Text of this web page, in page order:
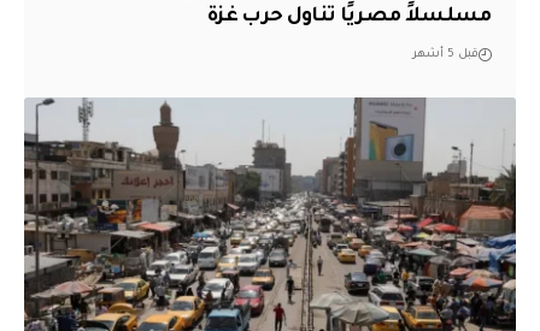
مسلسلاً مصريًا تناول حرب غزة
قبل 5 أشهر